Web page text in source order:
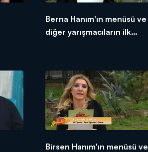
Berna Hanım'ın menüsü ve
diğer yarışmacıların ilk
Birsen Hanım'ın menüsü ve